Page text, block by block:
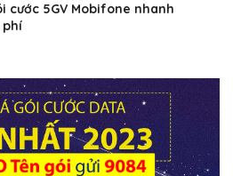
cước 5GV Mobifone nhanh
phí